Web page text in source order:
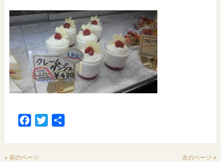
Facebook
Twitter
« 前のページ 次のページ »